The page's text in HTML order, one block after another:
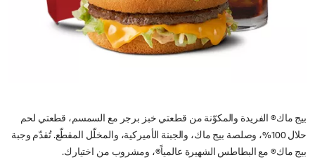
بيج ماك® الفريدة والمكوّنة من قطعتي خبز برجر مع السمسم، قطعتي لحم
حلال 100%، وصلصة بيج ماك، والجبنة الأميركية، والمخلّل المقطّع. تُقدّم وجبة
بيج ماك® مع البطاطس الشهيرة عالمياً®، ومشروب من اختيارك.